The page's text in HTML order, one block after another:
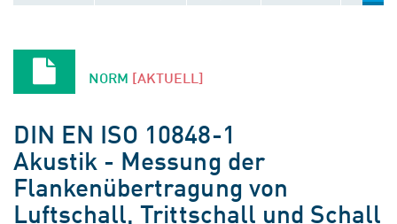
NORM [AKTUELL]
DIN EN ISO 10848-1
Akustik - Messung der
Flankenübertragung von
Luftschall, Trittschall und Schall